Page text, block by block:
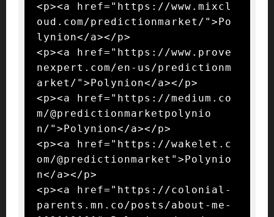
<p><a href="https://www.mixcl
oud.com/predictionmarket/">Po
lynion</a></p>
<p><a href="https://www.prove
nexpert.com/en-us/predictionm
arket/">Polynion</a></p>
<p><a href="https://medium.co
m/@predictionmarketpolynio
n/">Polynion</a></p>
<p><a href="https://wakelet.c
om/@predictionmarket">Polynio
n</a></p>
<p><a href="https://colonial-
parents.mn.co/posts/about-me-